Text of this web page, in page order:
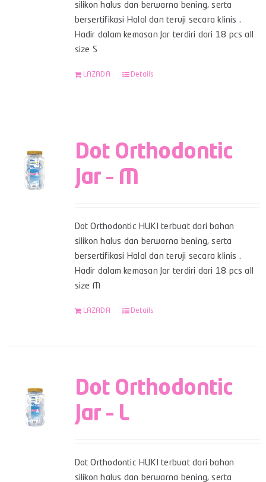
silikon halus dan berwarna bening, serta
bersertifikasi Halal dan teruji secara klinis .
Hadir dalam kemasan Jar terdiri dari 18 pcs all
size S
LAZADA Details
Dot Orthodontic
Jar – M
Dot Orthodontic HUKI terbuat dari bahan
silikon halus dan berwarna bening, serta
bersertifikasi Halal dan teruji secara klinis .
Hadir dalam kemasan Jar terdiri dari 18 pcs all
size M
LAZADA Details
Dot Orthodontic
Jar – L
Dot Orthodontic HUKI terbuat dari bahan
silikon halus dan berwarna bening, serta